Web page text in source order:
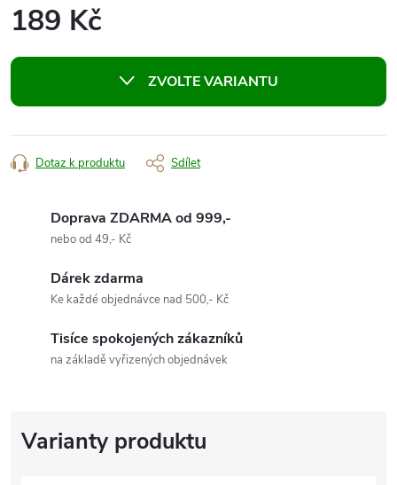
189 Kč
cena:
ZVOLTE VARIANTU
Dotaz k produktu Sdílet
Doprava ZDARMA od 999,-
nebo od 49,- Kč
Dárek zdarma
Ke každé objednávce nad 500,- Kč
Tisíce spokojených zákazníků
na základě vyřizených objednávek